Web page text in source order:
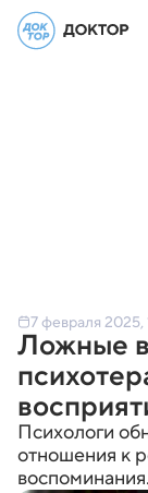
7 февраля 2025,
Ложные
Психологи
отношения к
воспоминания.